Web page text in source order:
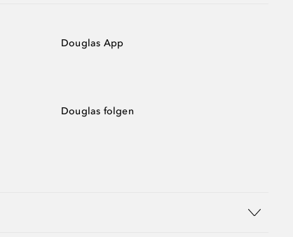
Douglas App
Douglas folgen